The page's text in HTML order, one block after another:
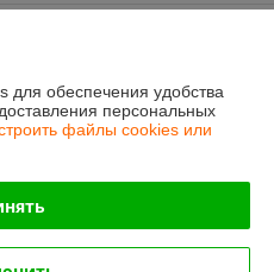
обеспечения удобства
персональных
файлы cookies или